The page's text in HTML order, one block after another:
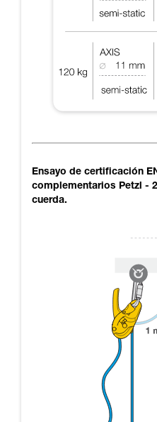
Ensayo de certificación
complementarios Petzl -
cuerda.